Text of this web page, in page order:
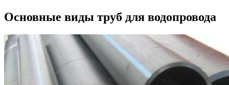
Основные виды труб для водопровода